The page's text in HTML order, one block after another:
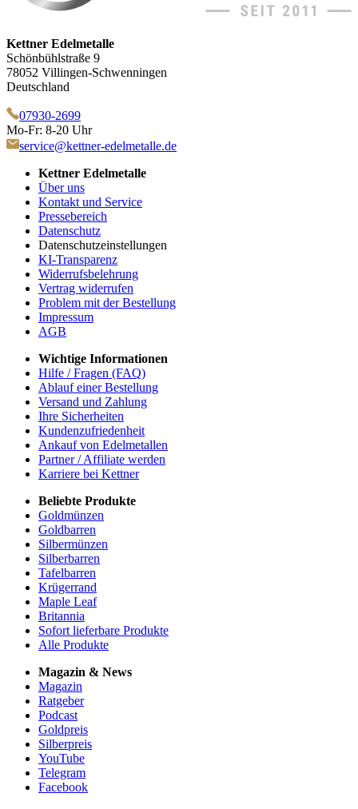
Kettner Edelmetalle
Schönbühlstraße 9
78052 Villingen-Schwenningen
Deutschland
07930-2699
Mo-Fr: 8-20 Uhr
service@kettner-edelmetalle.de
Kettner Edelmetalle
Über uns
Kontakt und Service
Pressebereich
Datenschutz
Datenschutzeinstellungen
KI-Transparenz
Widerrufsbelehrung
Vertrag widerrufen
Problem mit der Bestellung
Impressum
AGB
Wichtige Informationen
Hilfe / Fragen (FAQ)
Ablauf einer Bestellung
Versand und Zahlung
Ihre Sicherheiten
Kundenzufriedenheit
Ankauf von Edelmetallen
Partner / Affiliate werden
Karriere bei Kettner
Beliebte Produkte
Goldmünzen
Goldbarren
Silbermünzen
Silberbarren
Tafelbarren
Krügerrand
Maple Leaf
Britannia
Sofort lieferbare Produkte
Alle Produkte
Magazin & News
Magazin
Ratgeber
Podcast
Goldpreis
Silberpreis
YouTube
Telegram
Facebook